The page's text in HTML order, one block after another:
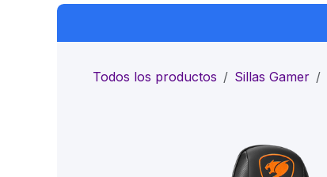
Todos los productos Sillas Gamer